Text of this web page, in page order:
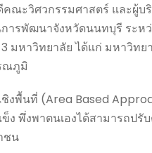
ณะวิศวกรรมศาสตร์ และผู้บ
ารพัฒนาจังหวัดนนทบุรี ระห
มหาวิทยาลัย ได้แก่ มหาวิท
ณภูมิ
ชิงพื้นที่ (Area Based
ง พึ่งพาตนเองได้สามารถป
ชน